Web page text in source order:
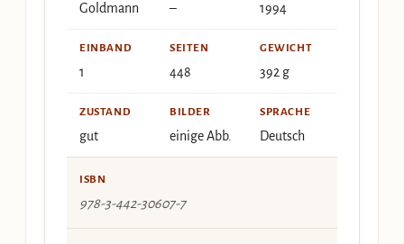
Goldmann – 1994
EINBAND
1
SEITEN
448
GEWICHT
392 g
ZUSTAND
gut
BILDER
einige Abb.
SPRACHE
Deutsch
ISBN
978-3-442-30607-7